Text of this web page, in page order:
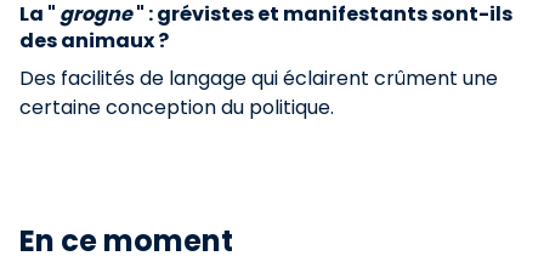
La " grogne" : grévistes et manifestants sont-ils
des animaux ?
Des facilités de langage qui éclairent crûment une
certaine conception du politique.
En ce moment